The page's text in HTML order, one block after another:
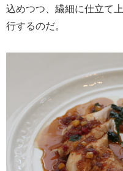
込めつつ、繊細に仕立て
行するのだ。